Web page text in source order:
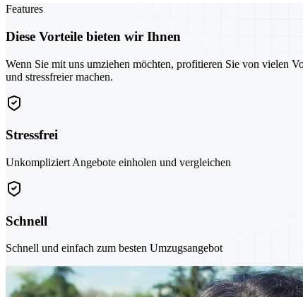
Features
Diese Vorteile bieten wir Ihnen
Wenn Sie mit uns umziehen möchten, profitieren Sie von vielen
und stressfreier machen.
Stressfrei
Unkompliziert Angebote einholen und vergleichen
Schnell
Schnell und einfach zum besten Umzugsangebot